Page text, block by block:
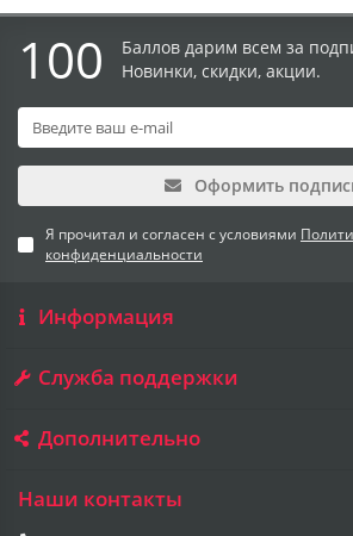
100
Баллов дарим всем за
Новинки, скидки, акции.
Оформить
Я прочитал и согласен с условиями
конфиденциальности
Информация
Служба поддержки
Дополнительно
Наши контакты